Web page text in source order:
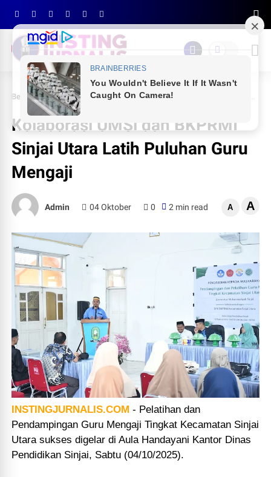
Beranda RAGAM Kolaborasi UMSi dan BKPRMI Sinjai Utara Latih Puluhan Guru Mengaji
Kolaborasi UMSi dan BKPRMI
Sinjai Utara Latih Puluhan Guru
Mengaji
Admin 04 Oktober 0 2 min read A A
INSTINGJURNALIS.COM - Pelatihan dan
Pendampingan Guru Mengaji Tingkat Kecamatan Sinjai
Utara sukses digelar di Aula Handayani Kantor Dinas
Pendidikan Sinjai, Sabtu (04/10/2025).